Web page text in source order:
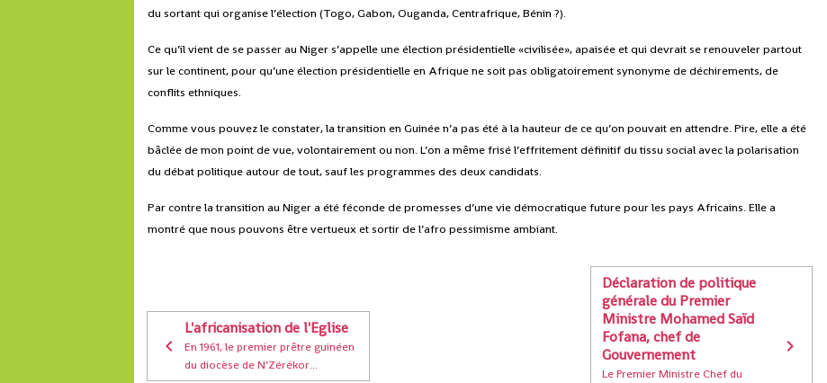
dusortant qui organise l’élection (Togo, Gabon, Ouganda, Centrafrique, Bénin ?).
Ce qu’il vient de se passer au Niger s’appelle une élection présidentielle «civilisée», apaisée et qui devrait se renouveler partout
sur le continent, pour qu’une élection présidentielle en Afrique ne soit pas obligatoirement synonyme de déchirements, de
conflits ethniques.
Comme vous pouvez le constater, la transition en Guinée n’a pas été à la hauteur de ce qu’on pouvait en attendre. Pire, elle a été
bâclée de mon point de vue, volontairement ou non. L’on a même frisé l’effritement définitif du tissu social avec la polarisation
du débat politique autour de tout, sauf les programmes des deux candidats.
Par contre la transition au Niger a été féconde de promesses d’une vie démocratique future pour les pays Africains. Elle a
montré que nous pouvons être vertueux et sortir de l’afro pessimisme ambiant.
L'africanisation de l'Eglise
En 1961, le premier prêtre guinéen
du diocèse de N’Zérékor...
Déclaration de politique
générale du Premier
Ministre Mohamed Saïd
Fofana, chef de
Gouvernement
Le Premier Ministre Chef du